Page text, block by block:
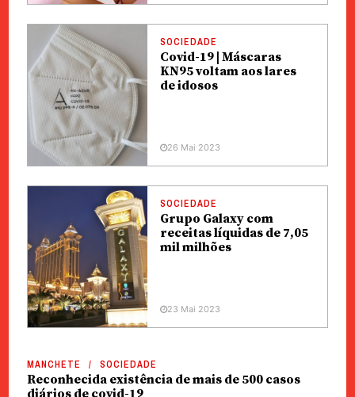
SOCIEDADE
Covid-19 | Máscaras
KN95 voltam aos lares
de idosos
26 Mai 2023
SOCIEDADE
Grupo Galaxy com
receitas líquidas de 7,05
mil milhões
23 Mai 2023
MANCHETE SOCIEDADE
Reconhecida existência de mais de 500 casos
diários de covid-19